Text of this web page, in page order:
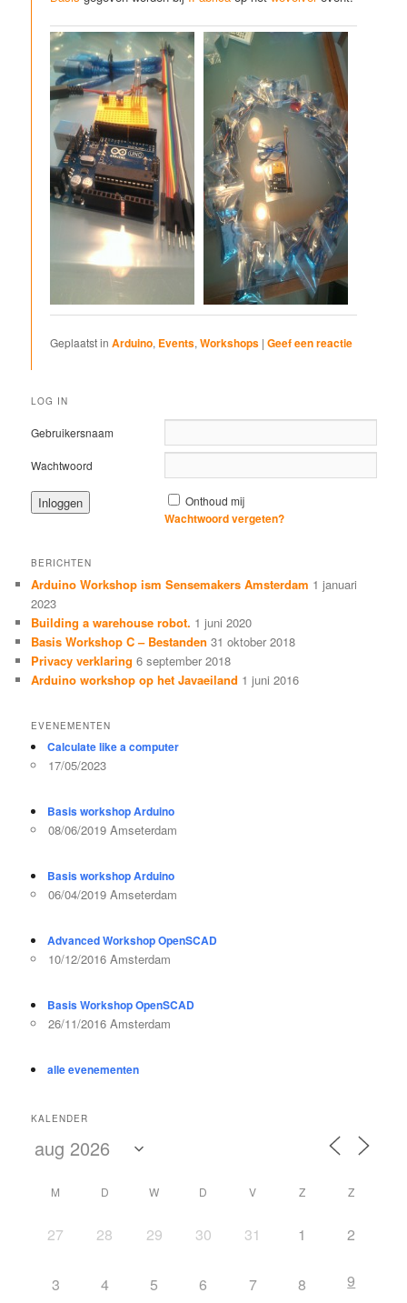
Geplaatst in Arduino, Events,Workshops |Geef een reactie
LOG IN
Gebruikersnaam
Wachtwoord
Onthoud mij
Wachtwoord vergeten?
BERICHTEN
Arduino Workshop ism Sensemakers Amsterdam 1 januari
2023
Building a warehouse robot. 1 juni 2020
Basis Workshop C – Bestanden 31 oktober 2018
Privacy verklaring 6 september 2018
Arduino workshop op het Javaeiland 1 juni 2016
EVENEMENTEN
Calculate like a computer
17/05/2023
Basis workshop Arduino
08/06/2019 Amseterdam
Basis workshop Arduino
06/04/2019 Amseterdam
Advanced Workshop OpenSCAD
10/12/2016 Amsterdam
Basis Workshop OpenSCAD
26/11/2016 Amsterdam
alle evenementen
KALENDER
M D W D V Z Z
27 28 29 30 31 1 2
3 4 5 6 7 8 9